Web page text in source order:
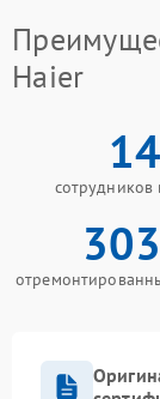
Haier
14
сотрудников